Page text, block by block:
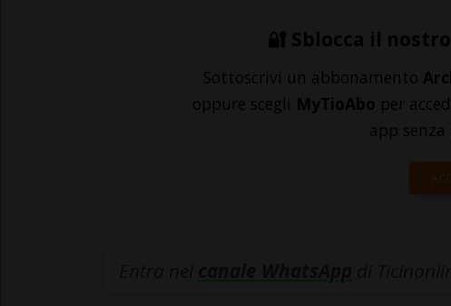
🔐 Sblocca il
Sottoscrivi un abbonamento
oppure scegli MyTioAbo per
app